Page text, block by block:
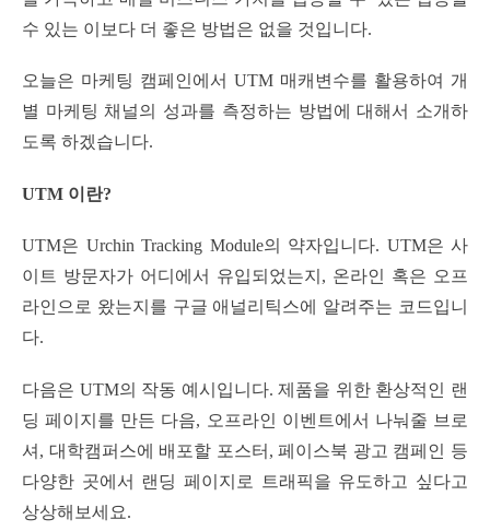
수 있는 이보다 더 좋은 방법은 없을 것입니다.
오늘은 마케팅 캠페인에서 UTM 매캐변수를 활용하여 개
별 마케팅 채널의 성과를 측정하는 방법에 대해서 소개하
도록 하겠습니다.
UTM 이란?
UTM은 Urchin Tracking Module의 약자입니다. UTM은 사
이트 방문자가 어디에서 유입되었는지, 온라인 혹은 오프
라인으로 왔는지를 구글 애널리틱스에 알려주는 코드입니
다.
다음은 UTM의 작동 예시입니다. 제품을 위한 환상적인 랜
딩 페이지를 만든 다음, 오프라인 이벤트에서 나눠줄 브로
셔, 대학캠퍼스에 배포할 포스터, 페이스북 광고 캠페인 등
다양한 곳에서 랜딩 페이지로 트래픽을 유도하고 싶다고
상상해보세요.